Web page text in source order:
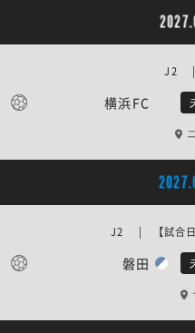
横浜FC
J2 |
磐田
J2 | 【試合日